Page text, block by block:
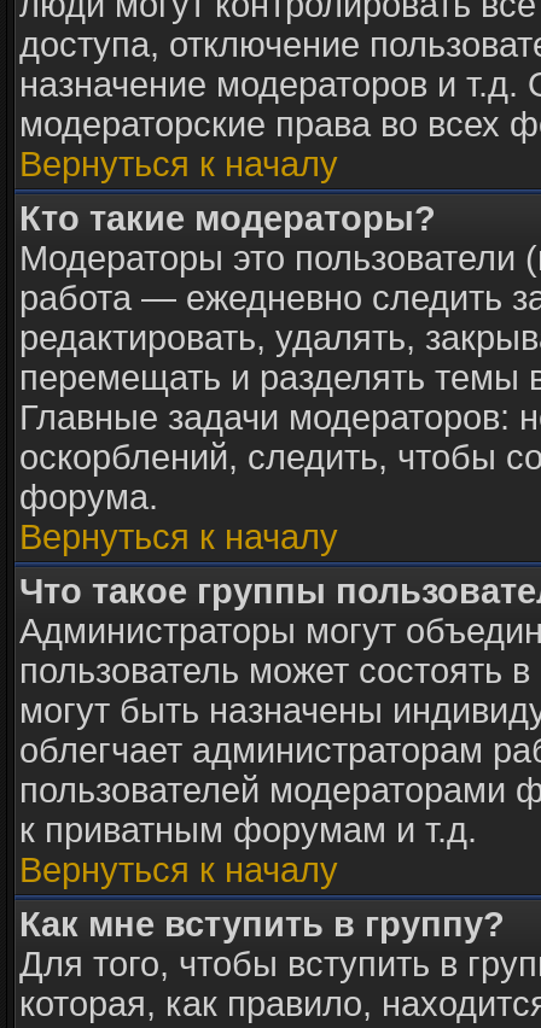
доступа, отключение
назначение модераторов и
модераторские права во всех
Вернуться к началу
Кто такие модераторы?
Модераторы это пользователи
работа — ежедневно следить
редактировать, удалять,
перемещать и разделять темы
Главные задачи модераторов:
оскорблений, следить, чтобы
форума.
Вернуться к началу
Что такое группы
Администраторы могут
пользователь может состоять
могут быть назначены
облегчает администраторам
пользователей модераторами
к приватным форумам и т.д.
Вернуться к началу
Как мне вступить в группу?
Для того, чтобы вступить в
которая, как правило,